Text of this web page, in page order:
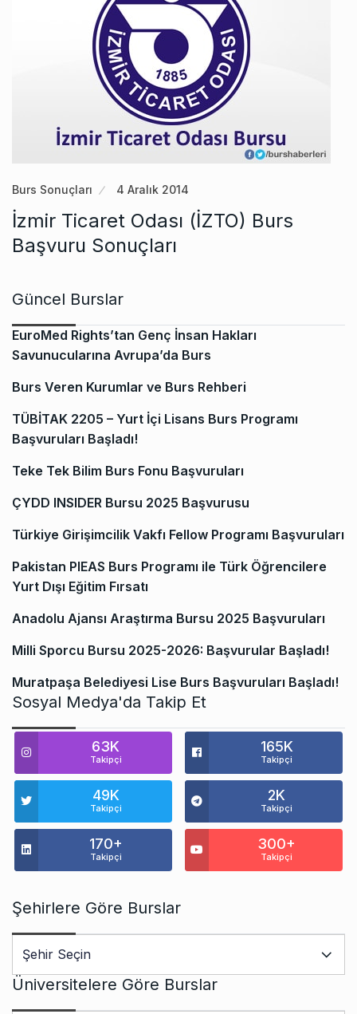
Burs Sonuçları 4 Aralık 2014
İzmir Ticaret Odası (İZTO) Burs
Başvuru Sonuçları
Güncel Burslar
EuroMed Rights’tan Genç İnsan Hakları
Savunucularına Avrupa’da Burs
Burs Veren Kurumlar ve Burs Rehberi
TÜBİTAK 2205 – Yurt İçi Lisans Burs Programı
Başvuruları Başladı!
Teke Tek Bilim Burs Fonu Başvuruları
ÇYDD INSIDER Bursu 2025 Başvurusu
Türkiye Girişimcilik Vakfı Fellow Programı Başvuruları
Pakistan PIEAS Burs Programı ile Türk Öğrencilere
Yurt Dışı Eğitim Fırsatı
Anadolu Ajansı Araştırma Bursu 2025 Başvuruları
Milli Sporcu Bursu 2025-2026: Başvurular Başladı!
Muratpaşa Belediyesi Lise Burs Başvuruları Başladı!
Sosyal Medya'da Takip Et
63K
Takipçi
165K
Takipçi
49K
Takipçi
2K
Takipçi
170+
Takipçi
300+
Takipçi
Şehirlere Göre Burslar
Üniversitelere Göre Burslar